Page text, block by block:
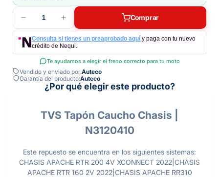
1 Comprar
Consulta si tienes un preaprobado aquí y paga con tu nuevo
crédito de Nequi.
Te ayudamos a elegir el freno correcto para tu moto
Vendido y enviado por:Auteco
Garantía del producto:Auteco
¿Por qué elegir este producto?
TVS Tapón Caucho Chasis |
N3120410
Este repuesto se encuentra en los siguientes sistemas:
CHASIS APACHE RTR 200 4V XCONNECT 2022|CHASIS
APACHE RTR 160 2V 2022|CHASIS APACHE RR310